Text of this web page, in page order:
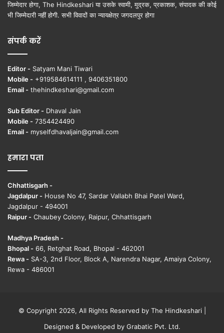
जिम्मेदार होगा, The Hindkeshari या उसके स्वामी, मुद्रक, प्रकाशक, संपादक की कोई
भी जिम्मेदारी नहीं होगी. सभी विवादों का न्यायक्षेत्र जगदलपुर होगा
संपर्क करें
Editor - Satyam Mani Tiwari
Mobile - +919584614111 , 9406351800
Email - thehindkeshari@gmail.com
Sub Editor - Dhaval Jain
Mobile - 7354424490
Email - myselfdhavaljain@gmail.com
हमारा पता
Chhattisgarh -
Jagdalpur - House No 47, Sardar Vallabh Bhai Patel Ward,
Jagdalpur - 494001
Raipur - Chaubey Colony, Raipur, Chhattisgarh
Madhya Pradesh -
Bhopal - 66, Retghat Road, Bhopal - 462001
Rewa - SA-3, 2nd Floor, Block A, Narendra Nagar, Amaiya Colony,
Rewa - 486001
© Copyright 2026, All Rights Reserved by The Hindkeshari |
Designed & Developed by Grabatic Pvt. Ltd.